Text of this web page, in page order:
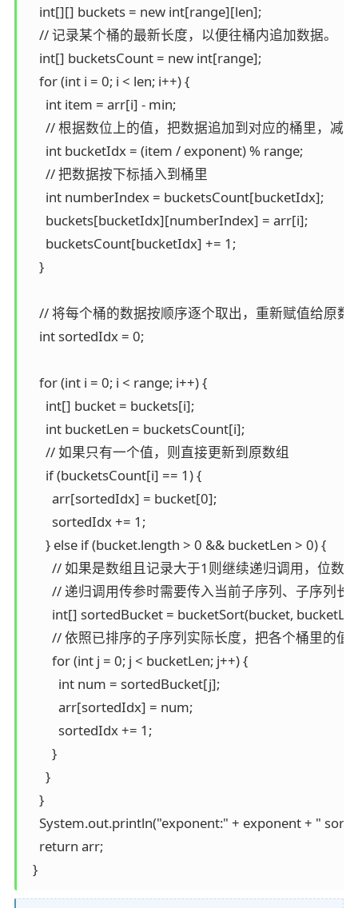
    int[][] buckets = new int[range][len];
    // 记录某个桶的最新长度，以便往桶内追加数据。
    int[] bucketsCount = new int[range];
    for (int i = 0; i < len; i++) {
      int item = arr[i] - min;
// 根据数位上的值，把数据追加到对应的桶里，
      int bucketIdx = (item / exponent) % range;
      // 把数据按下标插入到桶里
      int numberIndex = bucketsCount[bucketIdx];
      buckets[bucketIdx][numberIndex] = arr[i];
      bucketsCount[bucketIdx] += 1;
    }
// 将每个桶的数据按顺序逐个取出，重新赋值给原数
    int sortedIdx = 0;
    for (int i = 0; i < range; i++) {
      int[] bucket = buckets[i];
      int bucketLen = bucketsCount[i];
      // 如果只有一个值，则直接更新到原数组
      if (bucketsCount[i] == 1) {
        arr[sortedIdx] = bucket[0];
        sortedIdx += 1;
      } else if (bucket.length > 0 && bucketLen > 0) {
// 如果是数组且记录大于1则继续递归调用，位数
// 递归调用传参时需要传入当前子序列、子序列
int[] sortedBucket = bucketSort(bucket,
// 依照已排序的子序列实际长度，把各个桶里的
        for (int j = 0; j < bucketLen; j++) {
          int num = sortedBucket[j];
          arr[sortedIdx] = num;
          sortedIdx += 1;
        }
      }
    }
System.out.println("exponent:" + exponent + "
    return arr;
  }